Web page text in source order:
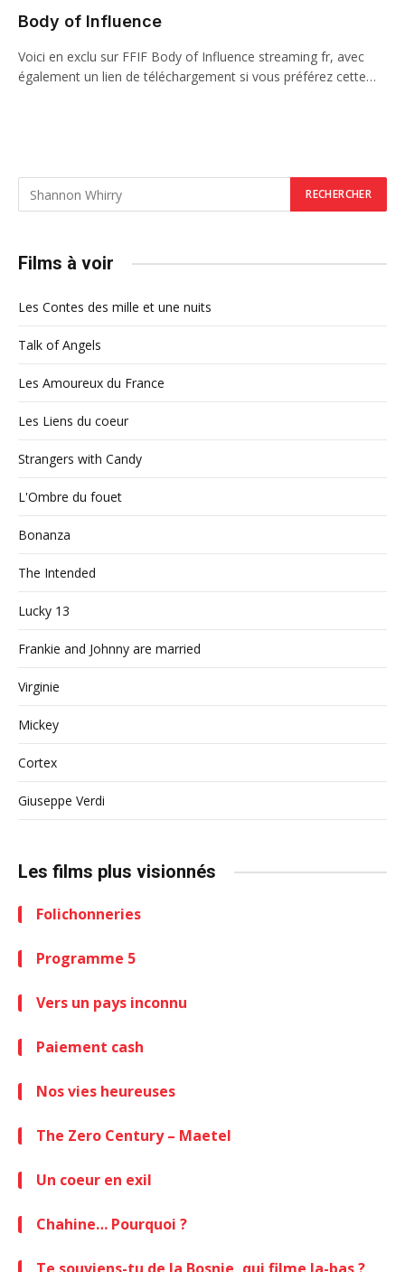
Body of Influence
Voici en exclu sur FFIF Body of Influence streaming fr, avec
également un lien de téléchargement si vous préférez cette…
Films à voir
Les Contes des mille et une nuits
Talk of Angels
Les Amoureux du France
Les Liens du coeur
Strangers with Candy
L'Ombre du fouet
Bonanza
The Intended
Lucky 13
Frankie and Johnny are married
Virginie
Mickey
Cortex
Giuseppe Verdi
Les films plus visionnés
Folichonneries
Programme 5
Vers un pays inconnu
Paiement cash
Nos vies heureuses
The Zero Century – Maetel
Un coeur en exil
Chahine… Pourquoi ?